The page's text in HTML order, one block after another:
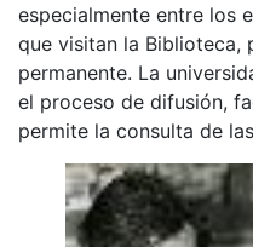
especialmente entre los
que visitan la Biblioteca,
permanente. La
el proceso de difusión,
permite la consulta de